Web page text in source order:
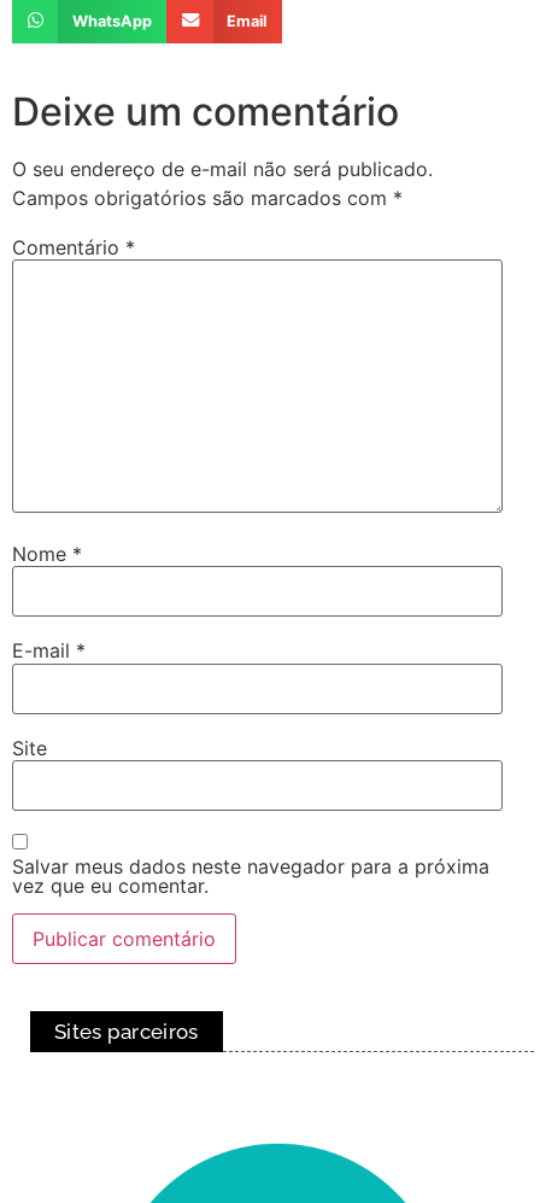
WhatsApp Email
Deixe um comentário
O seu endereço de e-mail não será publicado.
Campos obrigatórios são marcados com *
Comentário *
Nome *
E-mail *
Site
Salvar meus dados neste navegador para a próxima
vez que eu comentar.
Sites parceiros